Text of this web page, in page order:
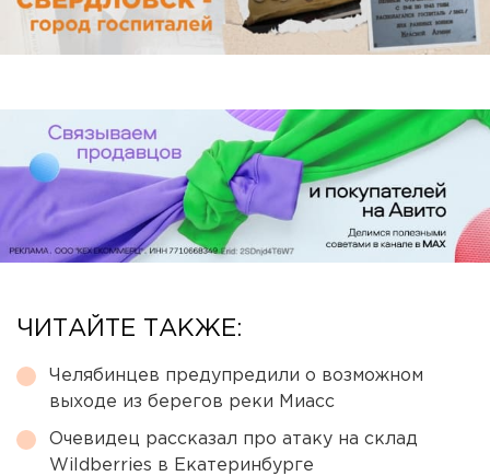
ЧИТАЙТЕ ТАКЖЕ:
Челябинцев предупредили о возможном
выходе из берегов реки Миасс
Очевидец рассказал про атаку на склад
Wildberries в Екатеринбурге